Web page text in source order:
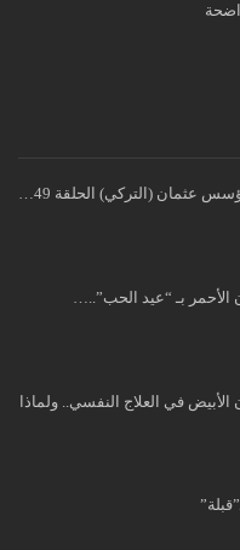
عثمان (التركي) الحلقة 49…
بـ “عيد الحب”..…
في العلاج النفسي.. ولماذا